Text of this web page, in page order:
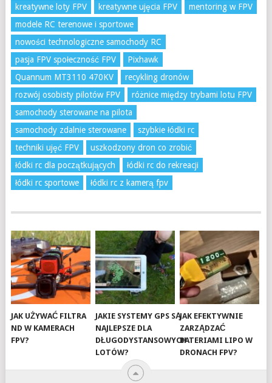
kreatywne loty FPV
kreatywne ujęcia FPV
mentoring w FPV
modele RC terenowe i sportowe
nowości technologiczne samochody RC
pasja FPV społeczność FPV
Pixhawk
Quannum MT3110 470KV
recykling dronów
rozwój osobisty pilotów FPV
różnice między trybami lotu FPV
samochody sterowane na pilota
samochody zdalnie sterowane
szybkie łódki rc
techniki ujęć FPV
uszkodzony dron co zrobić
łódki rc dla początkujących
łódki rc do rekreacji
łódki rc sportowe
łódki rc z kamerą fpv
JAK UŻYWAĆ FILTRA
ND W KAMERACH
FPV?
JAKIE SYSTEMY GPS SĄ
NAJLEPSZE DLA
DŁUGODYSTANSOWYCH
LOTÓW?
JAK EFEKTYWNIE
ZARZĄDZAĆ
BATERIAMI LIPO W
DRONACH FPV?